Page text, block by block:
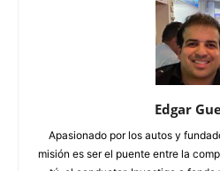
Edgar
Apasionado por los autos y
misión es ser el puente entre la